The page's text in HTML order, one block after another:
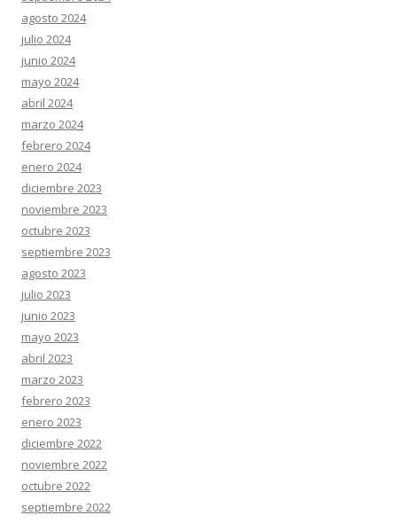
agosto 2024
julio 2024
junio 2024
mayo 2024
abril 2024
marzo 2024
febrero 2024
enero 2024
diciembre 2023
noviembre 2023
octubre 2023
septiembre 2023
agosto 2023
julio 2023
junio 2023
mayo 2023
abril 2023
marzo 2023
febrero 2023
enero 2023
diciembre 2022
noviembre 2022
octubre 2022
septiembre 2022